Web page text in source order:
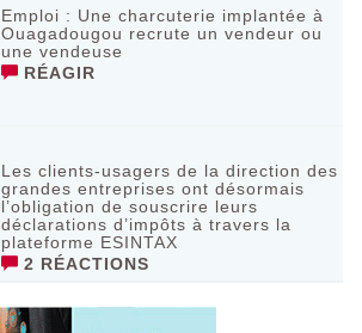
Emploi : Une charcuterie implantée à
Ouagadougou recrute un vendeur ou
une vendeuse
RÉAGIR
Les clients-usagers de la direction des
grandes entreprises ont désormais
l’obligation de souscrire leurs
déclarations d’impôts à travers la
plateforme ESINTAX
2 RÉACTIONS